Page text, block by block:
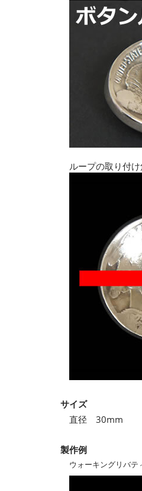
ループの取り付
サイズ
直径 30mm
製作例
ウォーキングリバテ